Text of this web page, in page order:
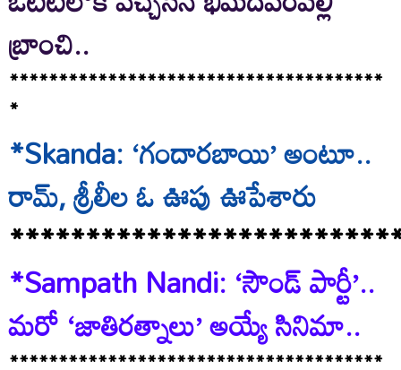
బ్రాంచి..
**************************************
*
*Skanda: ‘గందారబాయి’ అంటూ..
రామ్, శ్రీలీల ఓ ఊపు ఊపేశారు
*Sampath Nandi: ‘సౌండ్ పార్టీ’..
మరో ‘జాతిరత్నాలు’ అయ్యే సినిమా..
**************************************